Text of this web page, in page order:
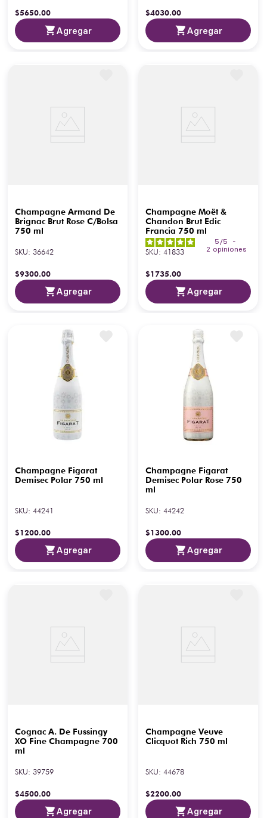
$5650.00
Agregar
$4030.00
Agregar
Champagne Armand De
Brignac Brut Rose C/Bolsa
750 ml
SKU: 36642
$9300.00
Agregar
Champagne Moët &
Chandon Brut Edic
Francia 750 ml
5/5
-
2 opiniones
SKU: 41833
$1735.00
Agregar
Champagne Figarat
Demisec Polar 750 ml
SKU: 44241
$1200.00
Agregar
Champagne Figarat
Demisec Polar Rose 750
ml
SKU: 44242
$1300.00
Agregar
Cognac A. De Fussingy
XO Fine Champagne 700
ml
SKU: 39759
$4500.00
Agregar
Champagne Veuve
Clicquot Rich 750 ml
SKU: 44678
$2200.00
Agregar